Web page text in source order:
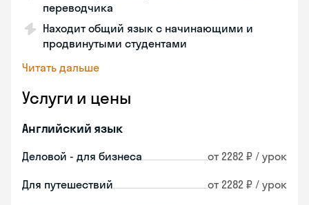
переводчика
Находит общий язык с начинающими и
продвинутыми студентами
Читать дальше
Услуги и цены
Английский язык
Деловой - для бизнеса от 2282 ₽ / урок
Для путешествий от 2282 ₽ / урок